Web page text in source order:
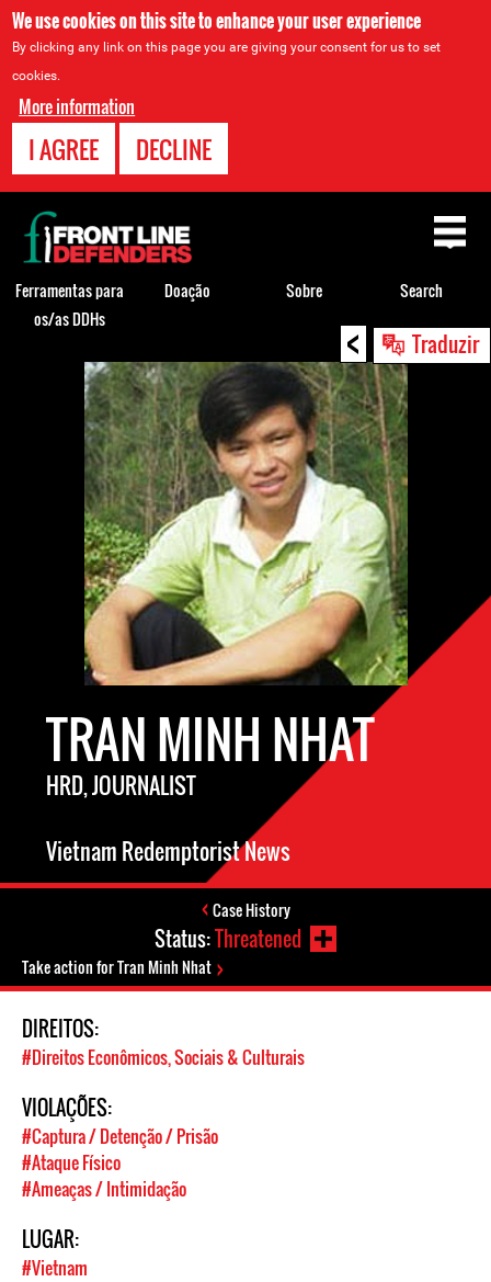
We use cookies on this site to enhance your user experience
By clicking any link on this page you are giving your consent for us to set
cookies.
More information
I AGREE DECLINE
< Traduzir
Back
TRAN MINH NHAT
HRD, JOURNALIST
Vietnam Redemptorist News
Case History
Status:Threatened
Take action for Tran Minh Nhat
DIREITOS:
#Direitos Econômicos, Sociais & Culturais
VIOLAÇÕES:
#Captura / Detenção / Prisão
#Ataque Físico
#Ameaças / Intimidação
LUGAR:
#Vietnam
Back
to
top
Ferramentas para
os/as DDHs
Doação Sobre Search